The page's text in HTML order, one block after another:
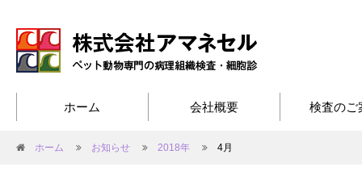
ホーム 会社概要 検査のご
ホーム お知らせ 2018年 4月